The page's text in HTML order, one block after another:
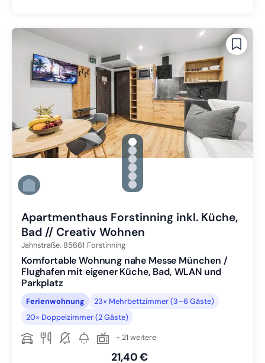
gallery.slide_selector
Zu Slide 1 wechseln
Zu Slide 2 wechseln
Zu Slide 3 wechseln
Zu Slide 4 wechseln
Zu Slide 5 wechseln
Zu Slide 6 wechseln
Apartmenthaus Forstinning inkl. Küche,
Bad // Creativ Wohnen
Jahnstraße, 85661 Forstinning
Komfortable Wohnung nahe Messe München /
Flughafen mit eigener Küche, Bad, WLAN und
Parkplatz
Ferienwohnung
23× Mehrbettzimmer (3–6 Gäste)
20× Doppelzimmer (2 Gäste)
+ 21 weitere
21,40 €